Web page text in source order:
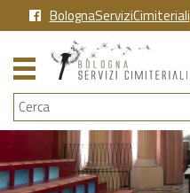
BolognaServiziCimiteriali
Cerca